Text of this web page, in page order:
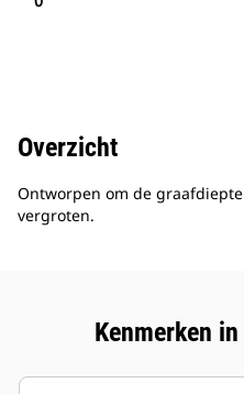
Overzicht
Ontworpen om de
vergroten.
Kenmerken